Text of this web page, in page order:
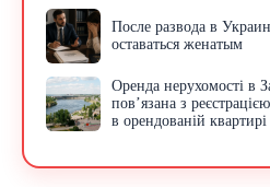
После развода в
оставаться женатым
Оренда нерухомості в
пов’язана з
в орендованій квартирі